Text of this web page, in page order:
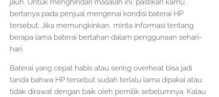
jauh. Untuk menghindari masalah ini, pastikan kamu
bertanya pada penjual mengenai kondisi baterai HP
tersebut. Jika memungkinkan, minta informasi tentang
berapa lama baterai bertahan dalam penggunaan sehari-
hari.
Baterai yang cepat habis atau sering overheat bisa jadi
tanda bahwa HP tersebut sudah terlalu lama dipakai atau
tidak dirawat dengan baik oleh pemilik sebelumnya. Kalau